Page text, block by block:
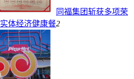
同福集团斩获多项荣
体经济健康餐2